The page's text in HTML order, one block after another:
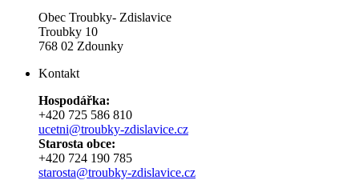
Obec Troubky- Zdislavice
Troubky 10
768 02 Zdounky
Kontakt
Hospodářka:
+420 725 586 810
ucetni@troubky-zdislavice.cz
Starosta obce:
+420 724 190 785
starosta@troubky-zdislavice.cz